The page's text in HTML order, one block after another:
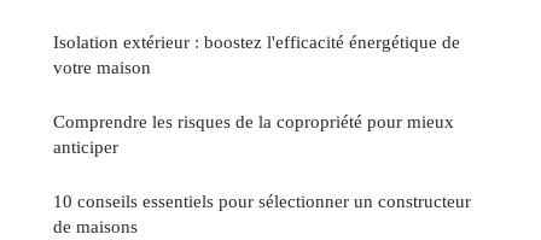
Isolation extérieur : boostez l'efficacité énergétique de
votre maison
Comprendre les risques de la copropriété pour mieux
anticiper
10 conseils essentiels pour sélectionner un constructeur
de maisons